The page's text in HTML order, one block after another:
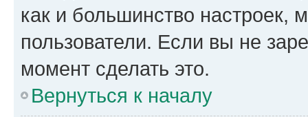
как и большинство настроек,
пользователи. Если вы не
момент сделать это.
Вернуться к началу